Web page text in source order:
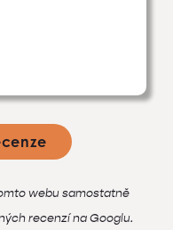
webu samostatně
recenzí na Googlu.